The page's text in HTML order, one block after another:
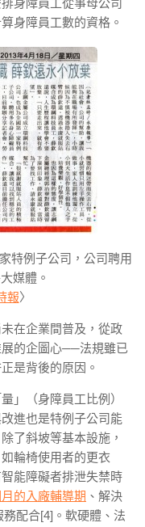
排身障員工從事母公司
身障員工數的資格。
特例子公司，公司聘用
媒體。
報〉
在企業間普及，從政
的企圖心──法規雖已
是背後的原因。
」（身障員工比例）
進也是特例子公司能
了斜坡等基本設施，
輪椅使用者的更衣
能障礙者排泄失禁時
的入廠輔導期 、解決
配合[4]。軟硬體、法